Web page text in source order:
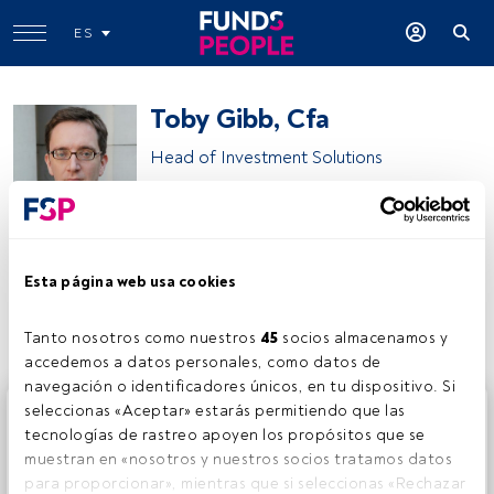
Esta página web usa cookies
Tanto nosotros como nuestros 45 socios almacenamos y
accedemos a datos personales, como datos de
navegación o identificadores únicos, en tu dispositivo. Si
seleccionas «Aceptar» estarás permitiendo que las
tecnologías de rastreo apoyen los propósitos que se
muestran en «nosotros y nuestros socios tratamos datos
para proporcionar», mientras que si seleccionas «Rechazar
ES
Toby Gibb, Cfa
Head of Investment Solutions
Compartir:
Este es un artículo exclusivo para los usuarios registrados
de FundsPeople. Si ya estás registrado, accede desde el
botón Login. Si aún no tienes cuenta, te invitamos a
registrarte y disfrutar de todo el universo que ofrece